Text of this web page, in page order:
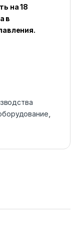
на 18
в